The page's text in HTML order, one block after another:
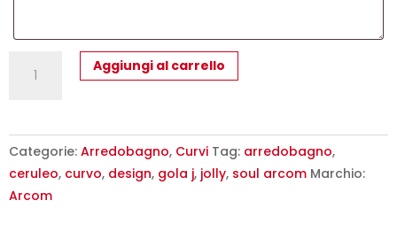
Bagno
Soul
Ceruleo
con
Aggiungi al carrello
Categorie: Arredobagno, Curvi Tag: arredobagno,
ceruleo, curvo, design, gola j, jolly, soul arcom Marchio:
Arcom